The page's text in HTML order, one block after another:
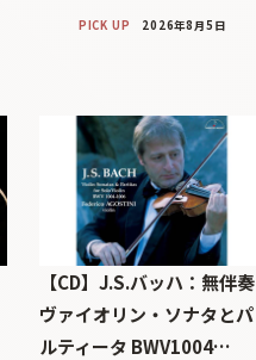
PICK UP 2026年8月5日
【CD】J.S.バッハ：無伴奏
ヴァイオリン・ソナタとパ
ルティータ BWV1004…